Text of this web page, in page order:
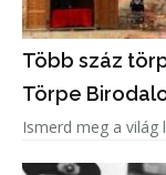
Több száz
Törpe
Ismerd meg a világ